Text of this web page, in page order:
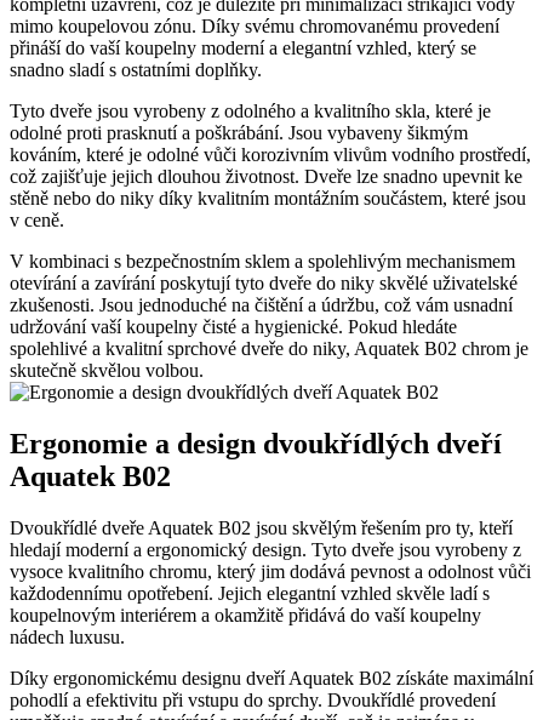
kompletní uzavření, což je důležité při minimalizaci stříkající vody
mimo koupelovou zónu. Díky svému chromovanému provedení
přináší do vaší koupelny moderní a elegantní vzhled, který se
snadno sladí s ostatními doplňky.
Tyto dveře jsou vyrobeny z odolného a kvalitního skla, které je
odolné proti prasknutí a poškrábání. Jsou vybaveny šikmým
kováním, které je odolné vůči korozivním vlivům vodního prostředí,
což zajišťuje jejich dlouhou životnost. Dveře lze snadno upevnit ke
stěně nebo do niky díky kvalitním montážním součástem, které jsou
v ceně.
V kombinaci s bezpečnostním sklem a spolehlivým mechanismem
otevírání a zavírání poskytují tyto dveře do niky skvělé uživatelské
zkušenosti. Jsou jednoduché na čištění a údržbu, což vám usnadní
udržování vaší koupelny čisté a hygienické. Pokud hledáte
spolehlivé a kvalitní sprchové dveře do niky, Aquatek B02 chrom je
skutečně skvělou volbou.
Ergonomie a design dvoukřídlých dveří
Aquatek B02
Dvoukřídlé dveře Aquatek B02 jsou skvělým řešením pro ty, kteří
hledají moderní a ergonomický design. Tyto dveře jsou vyrobeny z
vysoce kvalitního chromu, který jim dodává pevnost a odolnost vůči
každodennímu opotřebení. Jejich elegantní vzhled skvěle ladí s
koupelnovým interiérem a okamžitě přidává do vaší koupelny
nádech luxusu.
Díky ergonomickému designu dveří Aquatek B02 získáte maximální
pohodlí a efektivitu při vstupu do sprchy. Dvoukřídlé provedení